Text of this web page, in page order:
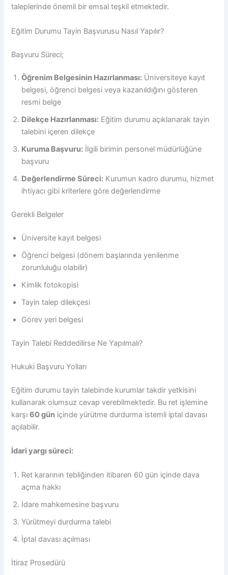
taleplerinde önemli bir emsal teşkil etmektedir.
Eğitim Durumu Tayin Başvurusu Nasıl Yapılır?
Başvuru Süreci;
Öğrenim Belgesinin Hazırlanması: Üniversiteye kayıt
belgesi, öğrenci belgesi veya kazanıldığını gösteren
resmi belge
Dilekçe Hazırlanması: Eğitim durumu açıklanarak tayin
talebini içeren dilekçe
Kuruma Başvuru: İlgili birimin personel müdürlüğüne
başvuru
Değerlendirme Süreci: Kurumun kadro durumu, hizmet
ihtiyacı gibi kriterlere göre değerlendirme
Gerekli Belgeler
Üniversite kayıt belgesi
Öğrenci belgesi (dönem başlarında yenilenme
zorunluluğu olabilir)
Kimlik fotokopisi
Tayin talep dilekçesi
Görev yeri belgesi
Tayin Talebi Reddedilirse Ne Yapılmalı?
Hukuki Başvuru Yolları
Eğitim durumu tayin talebinde kurumlar takdir yetkisini
kullanarak olumsuz cevap verebilmektedir. Bu ret işlemine
karşı60 gün içinde yürütme durdurma istemli iptal davası
açılabilir.
İdari yargı süreci:
Ret kararının tebliğinden itibaren 60 gün içinde dava
açma hakkı
İdare mahkemesine başvuru
Yürütmeyi durdurma talebi
İptal davası açılması
İtiraz Prosedürü